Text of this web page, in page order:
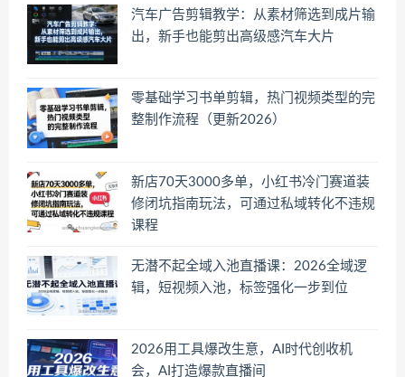
汽车广告剪辑教学：从素材筛选到成片输
出，新手也能剪出高级感汽车大片
零基础学习书单剪辑，热门视频类型的完
整制作流程（更新2026）
新店70天3000多单，小红书冷门赛道装
修闭坑指南玩法，可通过私域转化不违规
课程
无潜不起全域入池直播课：2026全域逻
辑，短视频入池，标签强化一步到位
2026用工具爆改生意，AI时代创收机
会，AI打造爆款直播间